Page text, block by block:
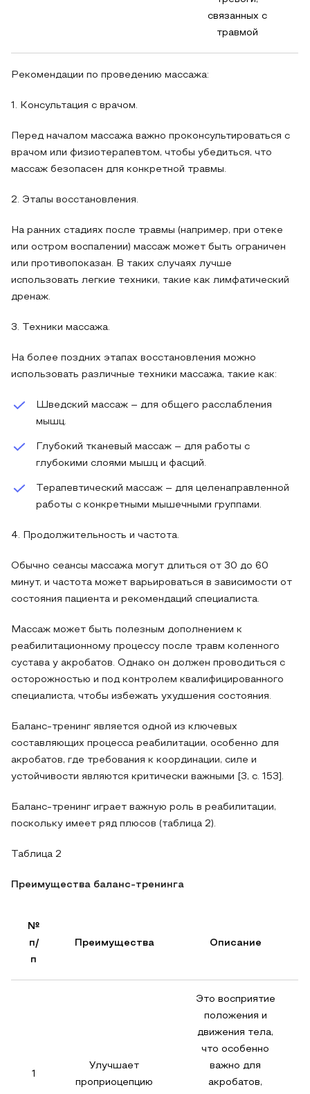
связанных с
травмой
Рекомендации по проведению массажа:
1. Консультация с врачом.
Перед началом массажа важно проконсультироваться с
врачом или физиотерапевтом, чтобы убедиться, что
массаж безопасен для конкретной травмы.
2. Этапы восстановления.
На ранних стадиях после травмы (например, при отеке
или остром воспалении) массаж может быть ограничен
или противопоказан. В таких случаях лучше
использовать легкие техники, такие как лимфатический
дренаж.
3. Техники массажа.
На более поздних этапах восстановления можно
использовать различные техники массажа, такие как:
Шведский массаж – для общего расслабления
мышц.
Глубокий тканевый массаж – для работы с
глубокими слоями мышц и фасций.
Терапевтический массаж – для целенаправленной
работы с конкретными мышечными группами.
4. Продолжительность и частота.
Обычно сеансы массажа могут длиться от 30 до 60
минут, и частота может варьироваться в зависимости от
состояния пациента и рекомендаций специалиста.
Массаж может быть полезным дополнением к
реабилитационному процессу после травм коленного
сустава у акробатов. Однако он должен проводиться с
осторожностью и под контролем квалифицированного
специалиста, чтобы избежать ухудшения состояния.
Баланс-тренинг является одной из ключевых
составляющих процесса реабилитации, особенно для
акробатов, где требования к координации, силе и
устойчивости являются критически важными [3, с. 153].
Баланс-тренинг играет важную роль в реабилитации,
поскольку имеет ряд плюсов (таблица 2).
Таблица 2
Преимущества баланс-тренинга
№
п/
п
Преимущества Описание
1
Улучшает
проприоцепцию
Это восприятие
положения и
движения тела,
что особенно
важно для
акробатов,